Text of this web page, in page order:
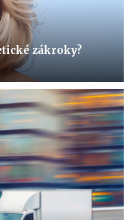
zákroky?